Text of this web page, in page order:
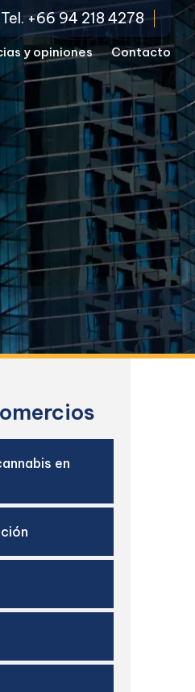
Tel. +66 94 218 4278
y opiniones Contacto
en